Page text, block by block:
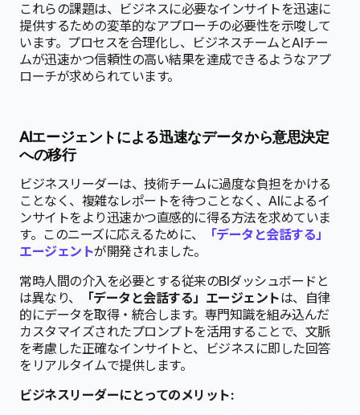
これらの課題は、ビジネスに必要なインサイトを迅速に
提供するための変革的なアプローチの必要性を示唆して
います。プロセスを合理化し、ビジネスチームとAIチー
ムが迅速かつ信頼性の高い結果を達成できるようなアプ
ローチが求められています。
AIエージェントによる迅速なデータから意思決定
への移行
ビジネスリーダーは、技術チームに過度な負担をかける
ことなく、複雑なレポートを待つことなく、AIによるイ
ンサイトをより迅速かつ直感的に得る方法を求めていま
す。このニーズに応えるために、
「データと会話する」
エージェントが開発されました。
常時人間の介入を必要とする従来のBIダッシュボードと
は異なり、
「データと会話する」エージェントは、自律
的にデータを取得・統合します。専門知識を組み込んだ
カスタマイズされたプロンプトを活用することで、文脈
を考慮した正確なインサイトと、ビジネスに即した回答
をリアルタイムで提供します。
ビジネスリーダーにとってのメリット: